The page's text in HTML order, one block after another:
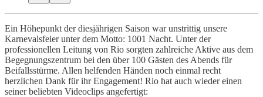
Ein Höhepunkt der diesjährigen Saison war unstrittig unsere
Karnevalsfeier unter dem Motto: 1001 Nacht. Unter der
professionellen Leitung von Rio sorgten zahlreiche Aktive aus dem
Begegnungszentrum bei den über 100 Gästen des Abends für
Beifallsstürme. Allen helfenden Händen noch einmal recht
herzlichen Dank für ihr Engagement! Rio hat auch wieder einen
seiner beliebten Videoclips angefertigt: